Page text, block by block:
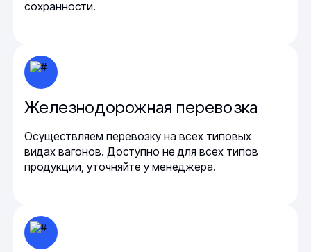
сохранности.
Железнодорожная перевозка
Осуществляем перевозку на всех типовых
видах вагонов. Доступно не для всех типов
продукции, уточняйте у менеджера.